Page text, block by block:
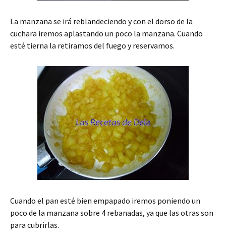
La manzana se irá reblandeciendo y con el dorso de la
cuchara iremos aplastando un poco la manzana. Cuando
esté tierna la retiramos del fuego y reservamos.
Cuando el pan esté bien empapado iremos poniendo un
poco de la manzana sobre 4 rebanadas, ya que las otras son
para cubrirlas.